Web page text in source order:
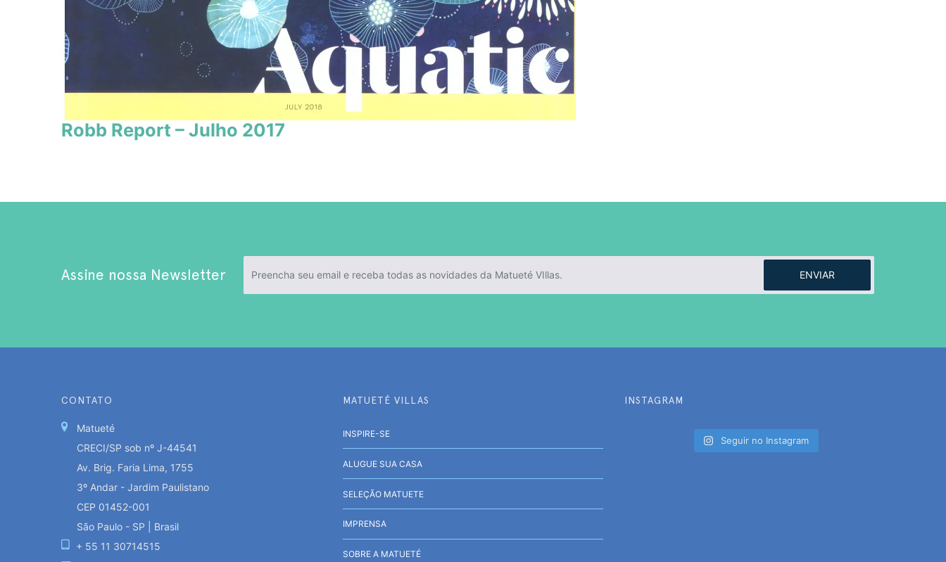
Robb Report – Julho 2017
Assine nossa Newsletter ENVIAR
CONTATO
Matueté
CRECI/SP sob nº J-44541
Av. Brig. Faria Lima, 1755
3º Andar - Jardim Paulistano
CEP 01452-001
São Paulo - SP | Brasil
+ 55 11 30714515
MATUETÉ VILLAS
INSPIRE-SE
ALUGUE SUA CASA
SELEÇÃO MATUETE
IMPRENSA
SOBRE A MATUETÉ
INSTAGRAM
Seguir no Instagram